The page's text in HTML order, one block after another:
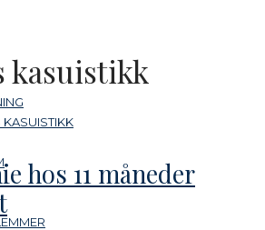
kasuistikk
hos 11 måneder